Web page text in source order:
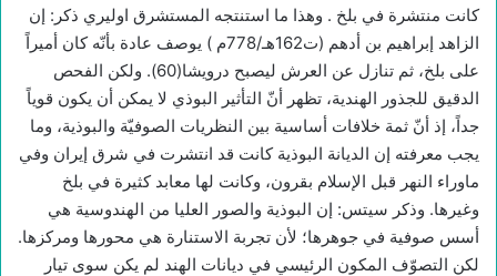
كانت منتشرة في بلخ . وهذا ما استنتجه المستشرق اوليري ذكر: إن
الزاهد إبراهيم بن أدهم (ت162هـ/778م ) يوصف عادة بأنّه كان أميراً
على بلخ، ثم تنازل عن العرش ليصبح درويشا(60). ولكن الفحص
الدقيق للجذور الهندية، تظهر أنّ التأثير البوذي لا يمكن أن يكون قوياً
جداً، إذ أنّ ثمة خلافات أساسية بين النظريات الصوفيّة والبوذية، وما
يجب معرفته إن الديانة البوذية كانت قد انتشرت في شرق إيران وفي
ماوراء النهر قبل الإسلام بقرون، وكانت لها معابد كثيرة في بلخ
وغيرها. وذكر سيتس: إن البوذية والصور العليا من الهندوسية هي
أسس صوفية في جوهرها؛ لأن تجربة الاستنارة هي محورها ومركزها.
لكن التصوّف المكون الرئيسي في ديانات الهند لم يكن سوى تيار